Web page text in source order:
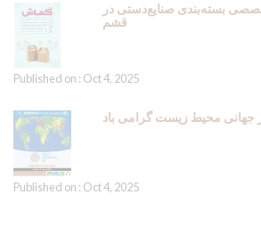
بسته‌بندی صنایع‌دستی در
قشم
Published on : Oct 4, 2025
جهانی محیط زیست گرامی باد
Published on : Oct 4, 2025